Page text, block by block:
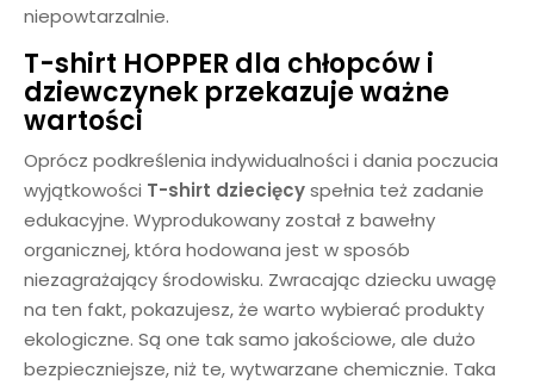
niepowtarzalnie.
T-shirt HOPPER dla chłopców i
dziewczynek przekazuje ważne
wartości
Oprócz podkreślenia indywidualności i dania poczucia
wyjątkowości T-shirt dziecięcyspełnia też zadanie
edukacyjne. Wyprodukowany został z bawełny
organicznej, która hodowana jest w sposób
niezagrażający środowisku. Zwracając dziecku uwagę
na ten fakt, pokazujesz, że warto wybierać produkty
ekologiczne. Są one tak samo jakościowe, ale dużo
bezpieczniejsze, niż te, wytwarzane chemicznie. Taka